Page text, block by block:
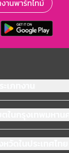
งานพาร์ทไทม์
ภทงาน
ในกรุงเทพมหานคร
ดในประเทศไทย